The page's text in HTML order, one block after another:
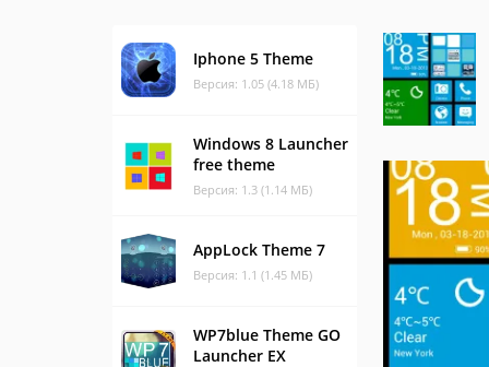
Iphone 5 Theme
Версия: 1.05 (4.18 МБ)
Windows 8 Launcher
free theme
Версия: 1.3 (1.14 МБ)
AppLock Theme 7
Версия: 1.1 (1.45 МБ)
WP7blue Theme GO
Launcher EX